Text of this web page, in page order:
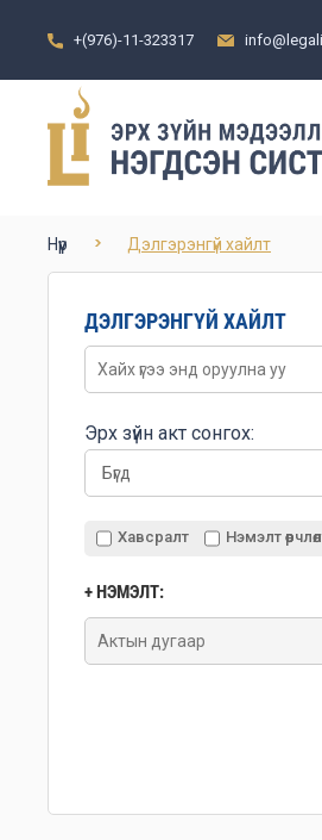
+(976)-11-323317
Нүүр Дэлгэрэнгүй хайлт
ДЭЛГЭРЭНГҮЙ ХАЙЛТ
Эрх зүйн акт сонгох:
Хавсралт Нэмэлт
+ НЭМЭЛТ: